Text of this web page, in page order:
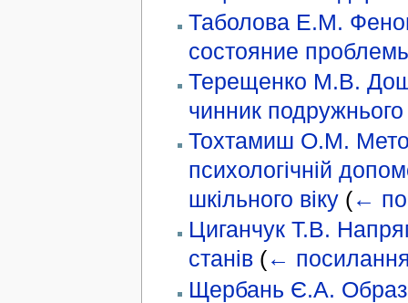
Таболова Е.М.
состояние
Терещенко М.В.
чинник
Тохтамиш О.М.
психологічній
шкільного віку (←
Циганчук Т.В.
станів (←
Щербань Є.А. Образ